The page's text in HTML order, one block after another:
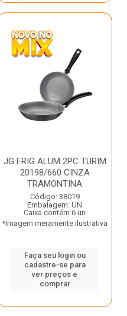
JG FRIG ALUM 2PC TURIM
20198/660 CINZA
TRAMONTINA
Código: 38019
Embalagem: UN
Caixa contém 6 un
*Imagem meramente ilustrativa
Faça seu login ou
cadastre-se para
ver preços e
comprar